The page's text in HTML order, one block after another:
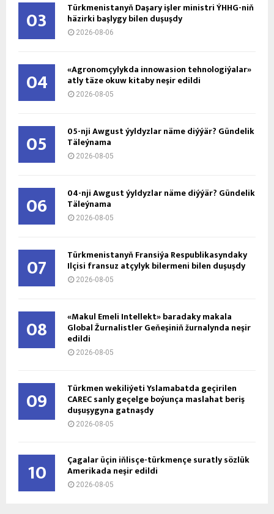
03 Türkmenistanyň Daşary işler ministri ÝHHG-niň
häzirki başlygy bilen duşuşdy
2026-08-06
04 «Agronomçylykda innowasion tehnologiýalar»
atly täze okuw kitaby neşir edildi
2026-08-05
05 05-nji Awgust ýyldyzlar näme diýýär? Gündelik
Täleýnama
2026-08-05
06 04-nji Awgust ýyldyzlar näme diýýär? Gündelik
Täleýnama
2026-08-05
07 Türkmenistanyň Fransiýa Respublikasyndaky
Ilçisi fransuz atçylyk bilermeni bilen duşuşdy
2026-08-05
08 «Makul Emeli Intellekt» baradaky makala
Global Žurnalistler Geňeşiniň žurnalynda neşir
edildi
2026-08-05
09 Türkmen wekiliýeti Yslamabatda geçirilen
CAREC sanly geçelge boýunça maslahat beriş
duşuşygyna gatnaşdy
2026-08-05
10 Çagalar üçin iňlisçe-türkmençe suratly sözlük
Amerikada neşir edildi
2026-08-05